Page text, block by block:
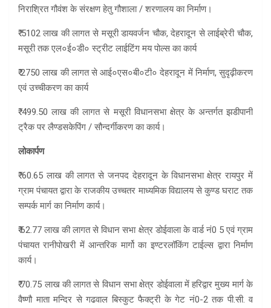
निराश्रित गौवंश के संरक्षण हेतु गौशाला / शरणालय का निर्माण।
₹ 5102 लाख की लागत से मसूरी डायवर्जन चौक, देहरादून से लाईब्रेरी चौक,
मसूरी तक एल०ई०डी० स्ट्रीट लाईटिंग मय पोल्स का कार्य
₹ 2750 लाख की लागत से आई०एस०बी०टी० देहरादून में निर्माण, सुदृढ़ीकरण
एवं उच्चीकरण का कार्य
₹ 499.50 लाख की लागत से मसूरी विधानसभा क्षेत्र के अन्तर्गत झडीपानी
ट्रैक पर लैण्डसकेपिंग / सौन्दर्गीकरण का कार्य।
लोकार्पण
₹ 60.65 लाख की लागत से जनपद देहरादून के विधानसभा क्षेत्र रायपुर में
ग्राम पंचायत द्वारा के राजकीय उच्चतर माध्यमिक विद्यालय से कुण्ड घराट तक
सम्पर्क मार्ग का निर्माण कार्य।
₹ 62.77 लाख की लागत से विधान सभा क्षेत्र डोईवाला के वार्ड नं0 5 एवं ग्राम
पंचायत रानीपोखरी में आन्तरिक मार्गो का इण्टरलॉकिंग टाईल्स द्वारा निर्माण
कार्य।
₹ 70.75 लाख की लागत से विधान सभा क्षेत्र डोईवाला में हरिद्वार मुख्य मार्ग के
वैष्णौ माता मन्दिर से गढवाल बिस्कुट फैक्ट्री के गेट नं0-2 तक पी.सी. व